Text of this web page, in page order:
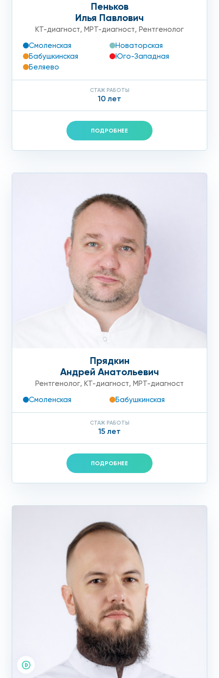
Пеньков
Илья Павлович
КТ-диагност, МРТ-диагност, Рентгенолог
Смоленская
Новаторская
Бабушкинская
Юго-Западная
Беляево
СТАЖ РАБОТЫ
10 лет
ПОДРОБНЕЕ
Прядкин
Андрей Анатольевич
Рентгенолог, КТ-диагност, МРТ-диагност
Смоленская
Бабушкинская
СТАЖ РАБОТЫ
15 лет
ПОДРОБНЕЕ